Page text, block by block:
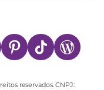
reservados. CNPJ: